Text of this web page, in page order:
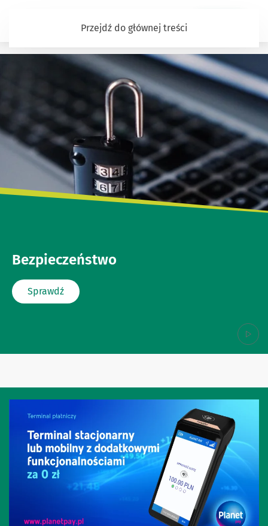
Przejdź do głównej treści
Witaj w naszym Banku
Bezpieczeństwo
Sprawdź